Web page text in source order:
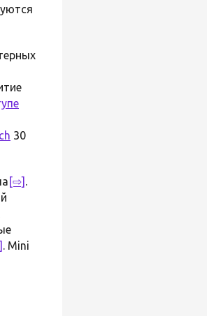
30
[⇨] .
. Mini